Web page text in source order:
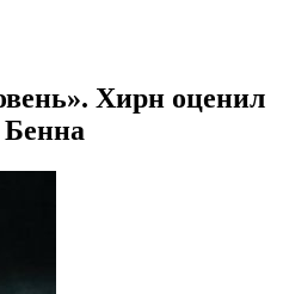
Хирн оценил